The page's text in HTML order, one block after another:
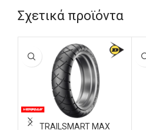
Σχετικά προϊόντα
TRAILSMART MAX